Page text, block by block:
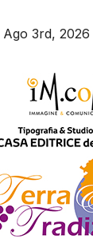
Ago 3rd, 2026